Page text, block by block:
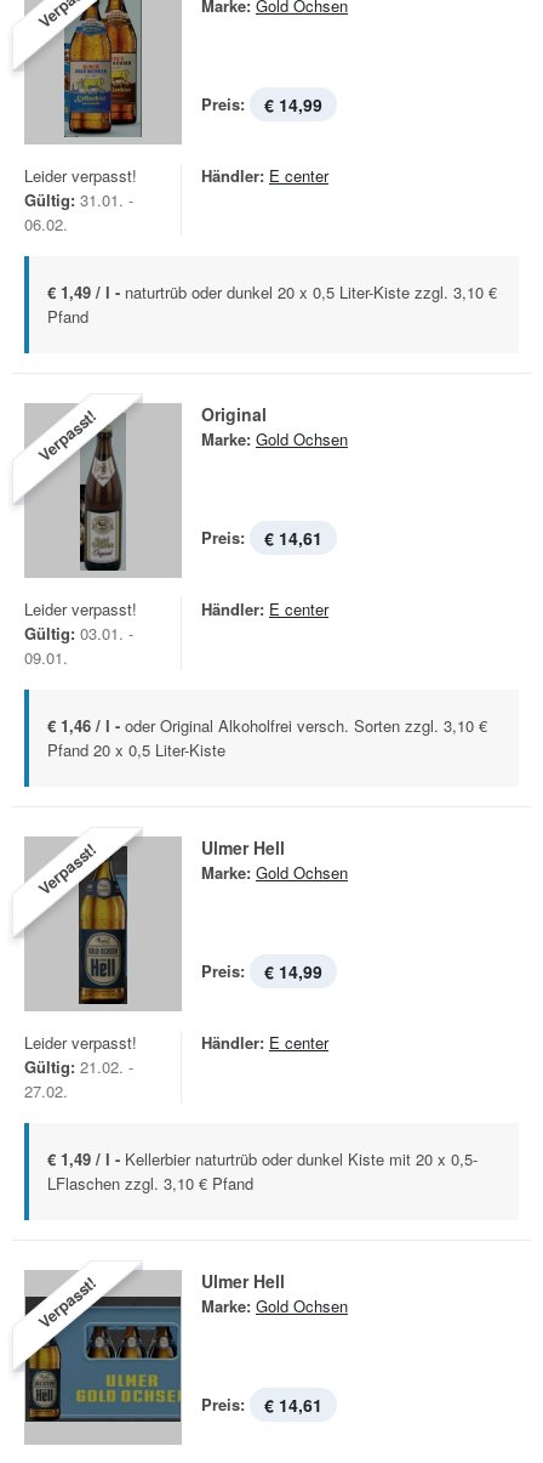
Marke: Gold Ochsen
Preis: € 14,99
Leider verpasst!
Gültig: 31.01. -
06.02.
Händler: E center
€ 1,49 / l - naturtrüb oder dunkel 20 x 0,5 Liter-Kiste zzgl. 3,10 €
Pfand
Verpasst! Original
Marke: Gold Ochsen
Preis: € 14,61
Leider verpasst!
Gültig: 03.01. -
09.01.
Händler: E center
€ 1,46 / l - oder Original Alkoholfrei versch. Sorten zzgl. 3,10 €
Pfand 20 x 0,5 Liter-Kiste
Verpasst! Ulmer Hell
Marke: Gold Ochsen
Preis: € 14,99
Leider verpasst!
Gültig: 21.02. -
27.02.
Händler: E center
€ 1,49 / l - Kellerbier naturtrüb oder dunkel Kiste mit 20 x 0,5-
LFlaschen zzgl. 3,10 € Pfand
Verpasst! Ulmer Hell
Marke: Gold Ochsen
Preis: € 14,61